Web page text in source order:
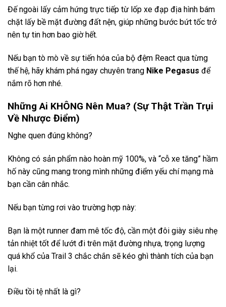
Đế ngoài lấy cảm hứng trực tiếp từ lốp xe đạp địa hình bám
chặt lấy bề mặt đường đất nện, giúp những bước bứt tốc trở
nên tự tin hơn bao giờ hết.
Nếu bạn tò mò về sự tiến hóa của bộ đệm React qua từng
thế hệ, hãy khám phá ngay chuyên trang Nike Pegasus để
nắm rõ hơn nhé.
Những Ai KHÔNG Nên Mua? (Sự Thật Trần Trụi
Về Nhược Điểm)
Nghe quen đúng không?
Không có sản phẩm nào hoàn mỹ 100%, và “cỗ xe tăng” hầm
hố này cũng mang trong mình những điểm yếu chí mạng mà
bạn cần cân nhắc.
Nếu bạn từng rơi vào trường hợp này:
Bạn là một runner đam mê tốc độ, cần một đôi giày siêu nhẹ
tản nhiệt tốt để lướt đi trên mặt đường nhựa, trọng lượng
quá khổ của Trail 3 chắc chắn sẽ kéo ghì thành tích của bạn
lại.
Điều tồi tệ nhất là gì?